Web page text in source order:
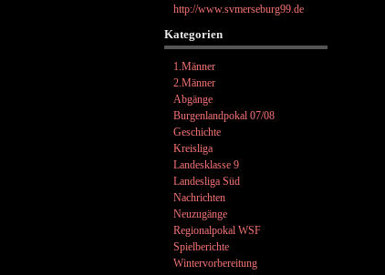
http://www.svmerseburg99.de
Kategorien
1.Männer
2.Männer
Abgänge
Burgenlandpokal 07/08
Geschichte
Kreisliga
Landesklasse 9
Landesliga Süd
Nachrichten
Neuzugänge
Regionalpokal WSF
Spielberichte
Wintervorbereitung